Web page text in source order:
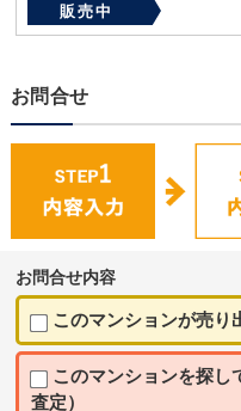
販売中
お問合せ
お問合せ内容
このマンションが売り
このマンションを探し
査定）